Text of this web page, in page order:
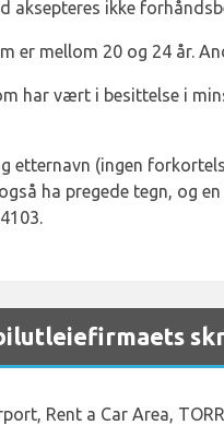
aksepteres ikke
er mellom 20 og 24 år.
har vært i besittelse i
etternavn (ingen
ha pregede tegn, og
Rent a Car Area,